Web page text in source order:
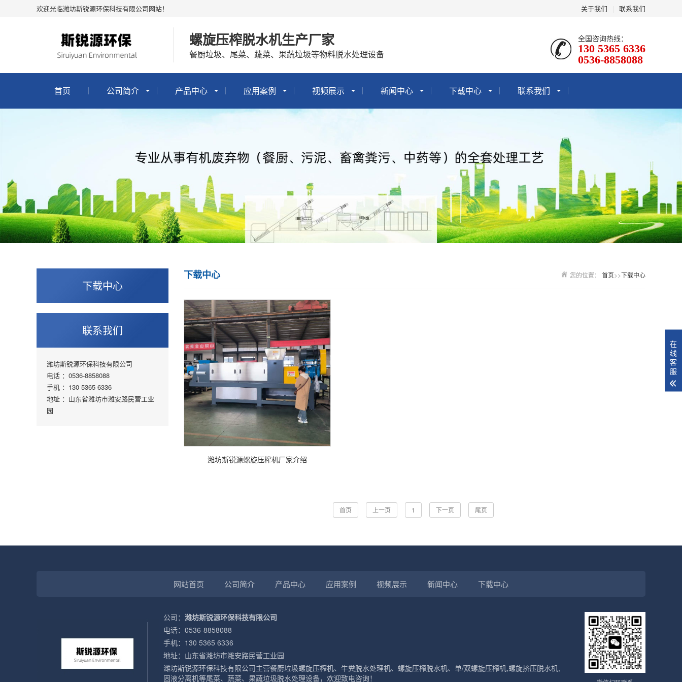
关于我们 联系我们
欢迎光临潍坊斯锐源环保科技有限公司网站！
螺旋压榨脱水机生产厂家
餐厨垃圾、尾菜、蔬菜、果蔬垃圾等物料脱水处理设备
全国咨询热线：
130 5365 6336
0536-8858088
首页 公司简介 产品中心 应用案例 视频展示 新闻中心 下载中心 联系我们
下载中心
联系我们
潍坊斯锐源环保科技有限公司
电话 ：0536-8858088
手机 ：130 5365 6336
地址 ：山东省潍坊市潍安路民营工业
园
您的位置： 首页>>下载中心
下载中心
潍坊斯锐源螺旋压榨机厂家介绍
首页 上一页 1 下一页 尾页
网站首页 公司简介 产品中心 应用案例 视频展示 新闻中心 下载中心
公司： 潍坊斯锐源环保科技有限公司
电话：0536-8858088
手机：130 5365 6336
地址：山东省潍坊市潍安路民营工业园
潍坊斯锐源环保科技有限公司主营餐厨垃圾螺旋压榨机、牛粪脱水处理机、螺旋压榨脱水机、单/双螺旋压榨机,螺旋挤压脱水机,
固液分离机等尾菜、蔬菜、果蔬垃圾脱水处理设备，欢迎致电咨询！
在
线
客
服